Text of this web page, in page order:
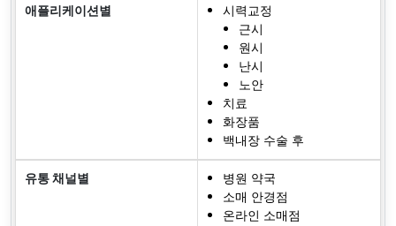
애플리케이션별
시력교정
근시
원시
난시
노안
치료
화장품
백내장 수술 후
유통 채널별
병원 약국
소매 안경점
온라인 소매점